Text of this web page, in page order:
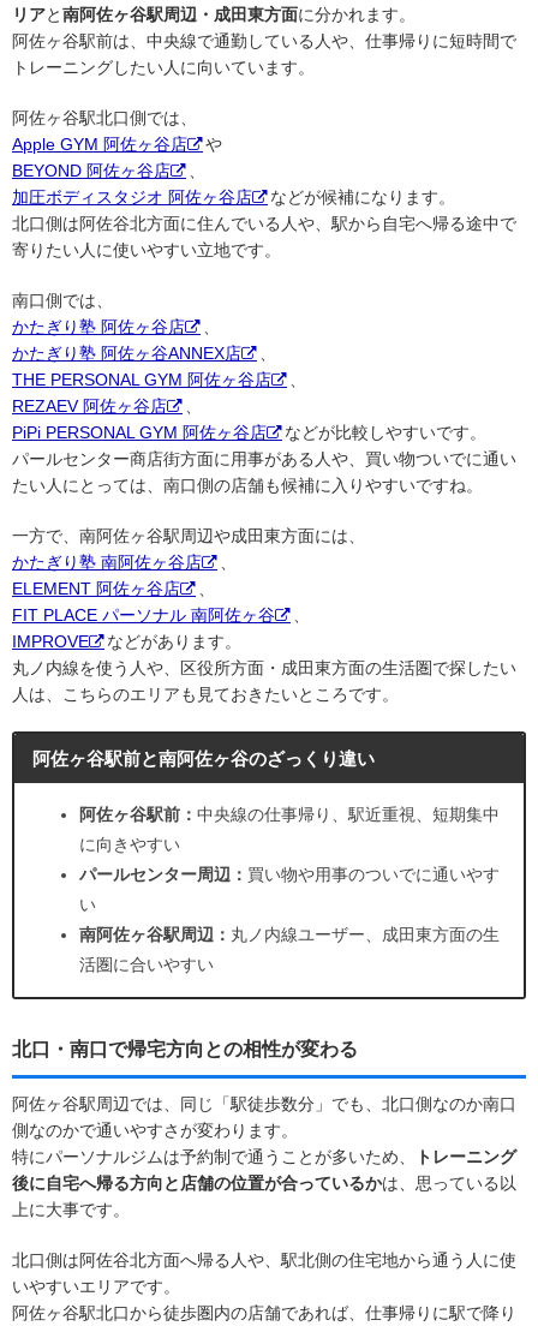
リアと南阿佐ヶ谷駅周辺・成田東方面に分かれます。
阿佐ヶ谷駅前は、中央線で通勤している人や、仕事帰りに短時間で
トレーニングしたい人に向いています。
阿佐ヶ谷駅北口側では、
Apple GYM 阿佐ヶ谷店
や
BEYOND 阿佐ヶ谷店
加圧ボディスタジオ 阿佐ヶ谷店
などが候補になります。
北口側は阿佐谷北方面に住んでいる人や、駅から自宅へ帰る途中で
寄りたい人に使いやすい立地です。
南口側では、
かたぎり塾 阿佐ヶ谷店
かたぎり塾 阿佐ヶ谷ANNEX店
THE PERSONAL GYM 阿佐ヶ谷店
REZAEV 阿佐ヶ谷店
PiPi PERSONAL GYM 阿佐ヶ谷店
などが比較しやすいです。
パールセンター商店街方面に用事がある人や、買い物ついでに通い
たい人にとっては、南口側の店舗も候補に入りやすいですね。
一方で、南阿佐ヶ谷駅周辺や成田東方面には、
かたぎり塾 南阿佐ヶ谷店
ELEMENT 阿佐ヶ谷店
FIT PLACE パーソナル 南阿佐ヶ谷
IMPROVE
などがあります。
丸ノ内線を使う人や、区役所方面・成田東方面の生活圏で探したい
人は、こちらのエリアも見ておきたいところです。
阿佐ヶ谷駅前と南阿佐ヶ谷のざっくり違い
阿佐ヶ谷駅前： 中央線の仕事帰り、駅近重視、短期集中
に向きやすい
パールセンター周辺： 買い物や用事のついでに通いやす
い
南阿佐ヶ谷駅周辺： 丸ノ内線ユーザー、成田東方面の生
活圏に合いやすい
北口・南口で帰宅方向との相性が変わる
阿佐ヶ谷駅周辺では、同じ「駅徒歩数分」でも、北口側なのか南口
側なのかで通いやすさが変わります。
特にパーソナルジムは予約制で通うことが多いため、
トレーニング
後に自宅へ帰る方向と店舗の位置が合っているかは、思っている以
上に大事です。
北口側は阿佐谷北方面へ帰る人や、駅北側の住宅地から通う人に使
いやすいエリアです。
阿佐ヶ谷駅北口から徒歩圏内の店舗であれば、仕事帰りに駅で降り